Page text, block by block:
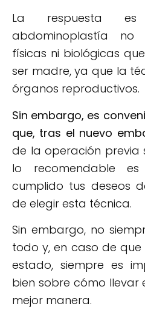
La respuesta
abdominoplastía no
físicas ni biológicas
ser madre, ya que la
órganos reproductivos.
Sin embargo, es
que, tras el nuevo
de la operación previa
lo recomendable
cumplido tus deseos
de elegir esta técnica.
Sin embargo, no
todo y, en caso de
estado, siempre es
bien sobre cómo llevar
mejor manera.